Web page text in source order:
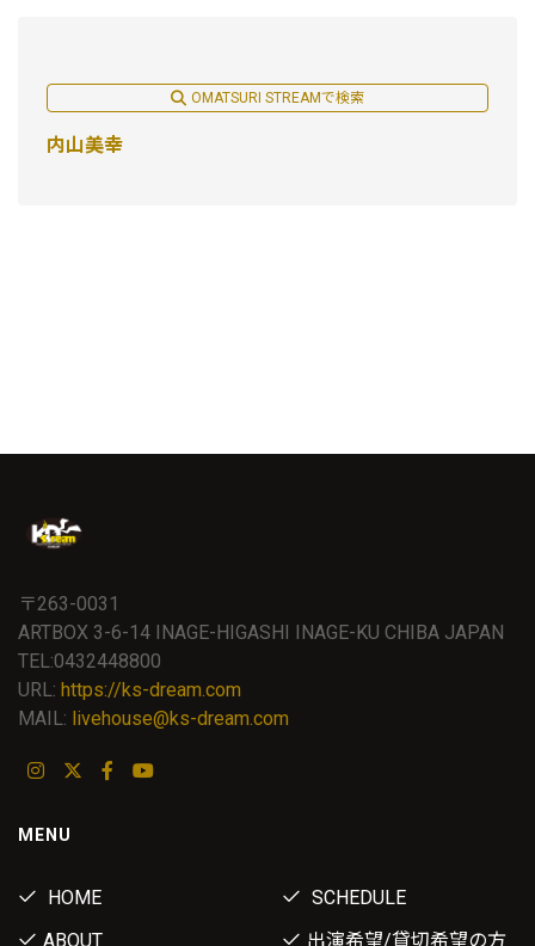
OMATSURI STREAMで検索
内山美幸
〒263-0031
ARTBOX 3-6-14 INAGE-HIGASHI INAGE-KU CHIBA JAPAN
TEL:0432448800
URL: https://ks-dream.com
MAIL: livehouse@ks-dream.com
MENU
HOME
SCHEDULE
ABOUT
出演希望/貸切希望の方